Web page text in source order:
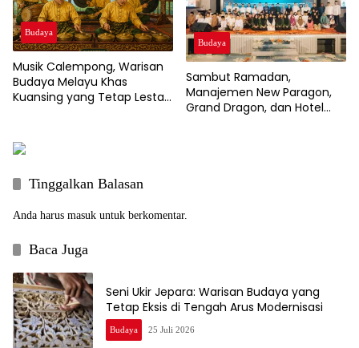
Budaya
Musik Calempong, Warisan
Budaya Melayu Khas
Kuansing yang Tetap Lestari
Budaya
Sambut Ramadan,
Manajemen New Paragon,
Grand Dragon, dan Hotel
Tinggalkan Balasan
Anda harus masuk untuk berkomentar.
Baca Juga
Seni Ukir Jepara: Warisan Budaya yang
Tetap Eksis di Tengah Arus Modernisasi
Budaya 25 Juli 2026